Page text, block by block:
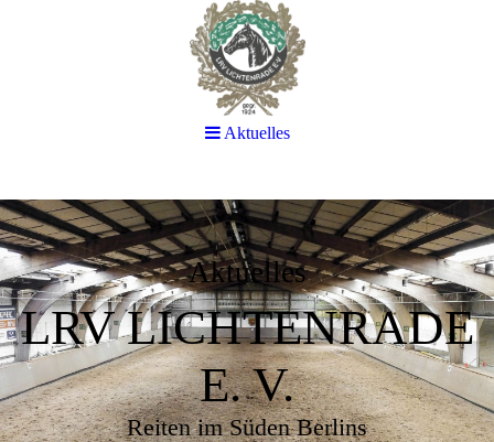
Aktuelles
LRV LICHTENRADE
E. V.
Reiten im Süden Berlins
Aktuelles